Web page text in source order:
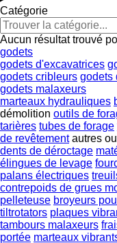
Catégorie
Aucun résultat trouvé
godets
godets d'excavatrices
godets cribleurs godets
godets malaxeurs
marteaux hydrauliques
démolition outils de
tarières tubes de forage
de revêtement autres
dents de déroctage
élingues de levage
palans électriques
contrepoids de grues
pelleteuse broyeurs
tiltrotators plaques
tambours malaxeurs
portée marteaux